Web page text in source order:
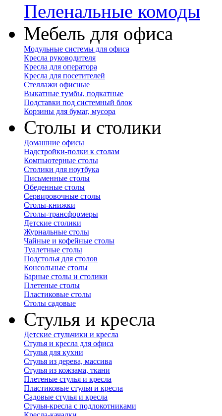
Пеленальные комоды
Мебель для офиса
Модульные системы для офиса
Кресла руководителя
Кресла для оператора
Кресла для посетителей
Стеллажи офисные
Выкатные тумбы, подкатные
Подставки под системный блок
Корзины для бумаг, мусора
Столы и столики
Домашние офисы
Надстройки-полки к столам
Компьютерные столы
Столики для ноутбука
Письменные столы
Обеденные столы
Сервировочные столы
Столы-книжки
Столы-трансформеры
Детские столики
Журнальные столы
Чайные и кофейные столы
Туалетные столы
Подстолья для столов
Консольные столы
Барные столы и столики
Плетеные столы
Пластиковые столы
Столы садовые
Стулья и кресла
Детские стульчики и кресла
Стулья и кресла для офиса
Стулья для кухни
Стулья из дерева, массива
Стулья из кожзама, ткани
Плетеные стулья и кресла
Пластиковые стулья и кресла
Садовые стулья и кресла
Стулья-кресла с подлокотниками